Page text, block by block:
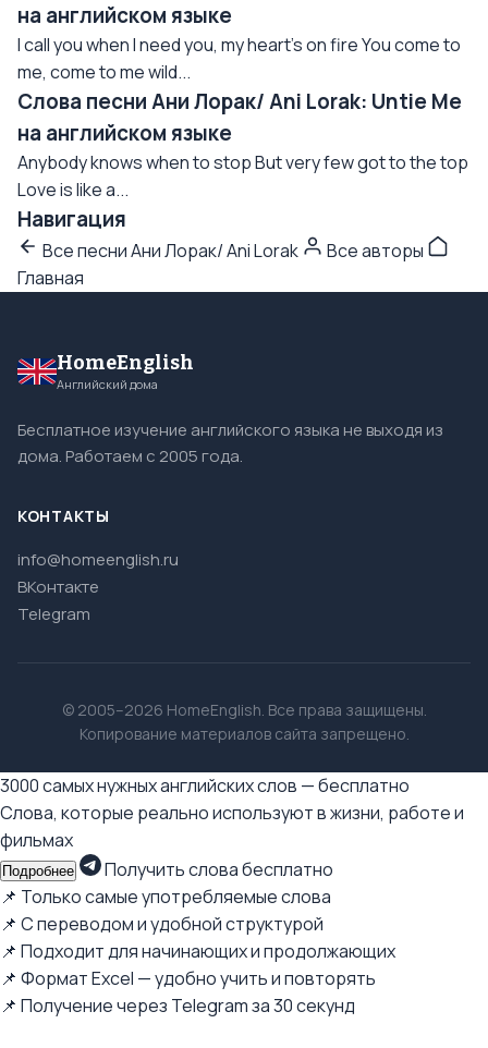
на английском языке
I call you when I need you, my heart’s on fire You come to
me, come to me wild...
Слова песни Ани Лорак/ Ani Lorak: Untie Me
на английском языке
Anybody knows when to stop But very few got to the top
Love is like a...
Навигация
Все песни Ани Лорак/ Ani Lorak
Все авторы
Главная
HomeEnglish
Английский дома
Бесплатное изучение английского языка не выходя из
дома. Работаем с 2005 года.
КОНТАКТЫ
info@homeenglish.ru
ВКонтакте
Telegram
© 2005–2026 HomeEnglish. Все права защищены.
Копирование материалов сайта запрещено.
3000 самых нужных английских слов — бесплатно
Слова, которые реально используют в жизни, работе и
фильмах
Подробнее
Получить слова бесплатно
📌 Только самые употребляемые слова
📌 С переводом и удобной структурой
📌 Подходит для начинающих и продолжающих
📌 Формат Excel — удобно учить и повторять
📌 Получение через Telegram за 30 секунд